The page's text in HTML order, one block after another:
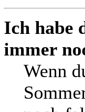
Ich habe
immer
Wenn